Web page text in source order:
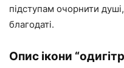
підступам очорнити
благодаті.
Опис ікони